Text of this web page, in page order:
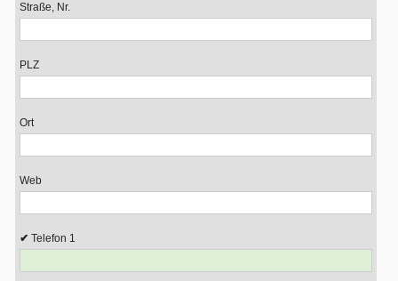
Straße, Nr.
PLZ
Ort
Web
Telefon 1